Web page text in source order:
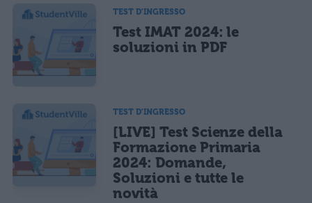
TEST D'INGRESSO
Test IMAT 2024: le
soluzioni in PDF
TEST D'INGRESSO
[LIVE] Test Scienze della
Formazione Primaria
2024: Domande,
Soluzioni e tutte le
novità